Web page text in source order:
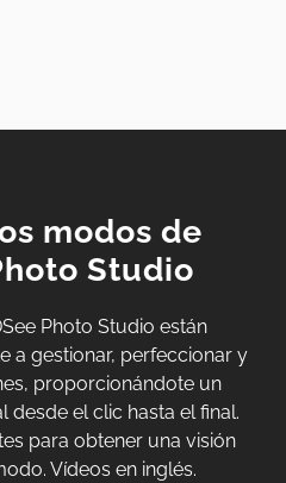
modos de
Studio
Photo Studio están
a gestionar, perfeccionar y
proporcionándote un
el clic hasta el final.
para obtener una visión
Vídeos en inglés.